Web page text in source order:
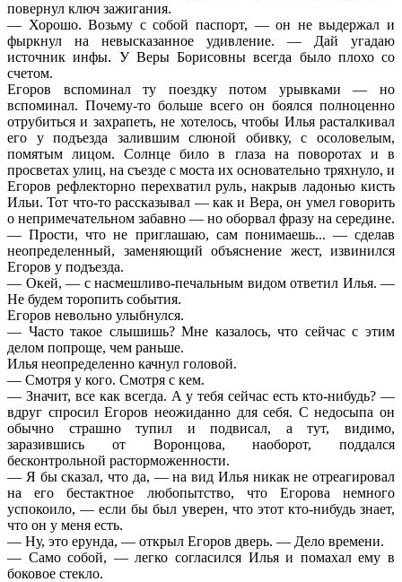
повернул ключ зажигания.
— Хорошо. Возьму с собой паспорт, — он не выдержал и
фыркнул на невысказанное удивление. — Дай угадаю
источник инфы. У Веры Борисовны всегда было плохо со
счетом.
Егоров вспоминал ту поездку потом урывками — но
вспоминал. Почему-то больше всего он боялся полноценно
отрубиться и захрапеть, не хотелось, чтобы Илья расталкивал
его у подъезда залившим слюной обивку, с осоловелым,
помятым лицом. Солнце било в глаза на поворотах и в
просветах улиц, на съезде с моста их основательно тряхнуло, и
Егоров рефлекторно перехватил руль, накрыв ладонью кисть
Ильи. Тот что-то рассказывал — как и Вера, он умел говорить
о непримечательном забавно — но оборвал фразу на середине.
— Прости, что не приглашаю, сам понимаешь... — сделав
неопределенный, заменяющий объяснение жест, извинился
Егоров у подъезда.
— Окей, — с насмешливо-печальным видом ответил Илья. —
Не будем торопить события.
Егоров невольно улыбнулся.
— Часто такое слышишь? Мне казалось, что сейчас с этим
делом попроще, чем раньше.
Илья неопределенно качнул головой.
— Смотря у кого. Смотря с кем.
— Значит, все как всегда. А у тебя сейчас есть кто-нибудь? —
вдруг спросил Егоров неожиданно для себя. С недосыпа он
обычно страшно тупил и подвисал, а тут, видимо,
заразившись от Воронцова, наоборот, поддался
бесконтрольной расторможенности.
— Я бы сказал, что да, — на вид Илья никак не отреагировал
на его бестактное любопытство, что Егорова немного
успокоило, — если бы был уверен, что этот кто-нибудь знает,
что он у меня есть.
— Ну, это ерунда, — открыл Егоров дверь. — Дело времени.
— Само собой, — легко согласился Илья и помахал ему в
боковое стекло.